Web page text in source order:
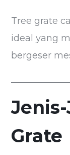
Tree grate
ideal yang
bergeser
Grate